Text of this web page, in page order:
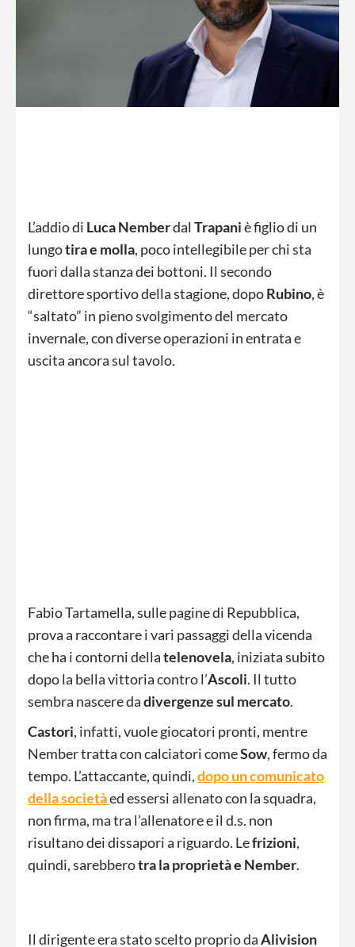
L’addio di LucaNemberdal Trapaniè figlio di un
lungotira e molla, poco intellegibile per chi sta
fuori dalla stanza dei bottoni. Il secondo
direttore sportivo della stagione, dopoRubino, è
“saltato” in pieno svolgimento del mercato
invernale, con diverse operazioni in entrata e
uscita ancora sul tavolo.
Fabio Tartamella, sulle pagine di Repubblica,
prova a raccontare i vari passaggi della vicenda
che ha i contorni dellatelenovela, iniziata subito
dopo la bella vittoria contro l’Ascoli. Il tutto
sembra nascere dadivergenzesul mercato.
Castori, infatti, vuole giocatori pronti, mentre
Nember tratta con calciatori comeSow, fermo da
tempo. L’attaccante, quindi,dopo un comunicato
della societàed essersi allenato con la squadra,
non firma, ma tra l’allenatore e il d.s. non
risultano dei dissapori a riguardo. Lefrizioni,
quindi, sarebberotra la proprietà e Nember.
Il dirigente era stato scelto proprio daAlivision